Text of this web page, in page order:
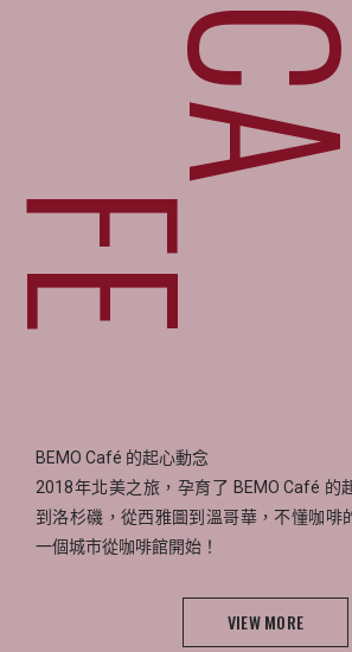
BEMO Café 的起心動念
2018年北美之旅，孕育了 BEMO Café 的
到洛杉磯，從西雅圖到溫哥華，不懂咖啡
一個城市從咖啡館開始！
VIEW MORE